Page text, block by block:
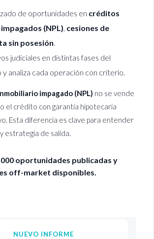
de oportunidades en créditos
(NPL), cesiones de
sin posesión.
judiciales en distintas fases del
analiza cada operación con criterio.
impagado (NPL) no se vende
el crédito con garantía hipotecaria
Esta diferencia es clave para entender
estrategia de salida.
oportunidades publicadas y
off-market disponibles.
NUEVO INFORME